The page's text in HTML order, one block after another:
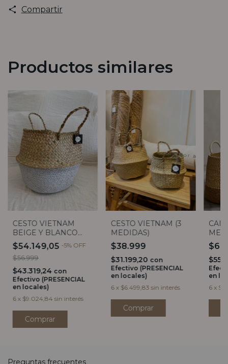
Compartir
Productos similares
CESTO VIETNAM
BEIGE Y BLANCO
35X29
$54.149,05 -5% OFF
$56.999
$43.319,24 con
Efectivo (PRESENCIAL
en locales)
6 x $9.024,84 sin interés
CESTO VIETNAM (3
MEDIDAS)
$38.999
$31.199,20 con
Efectivo (PRESENCIAL
en locales)
6 x $6.499,83 sin interés
Comprar
en
6 x
Preguntas frecuentes